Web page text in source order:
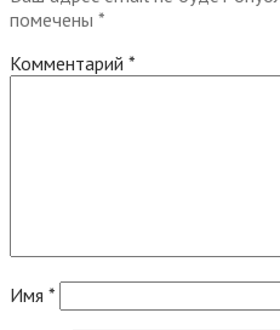
помечены *
Комментарий *
Имя *